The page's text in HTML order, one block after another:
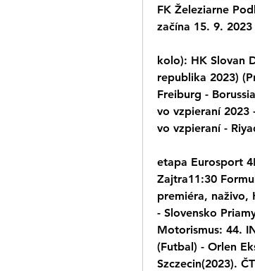
FK Železiarne
začína 15. 9.
kolo): HK Slovan
republika 2023)
Freiburg -
vo vzpieraní 2023
vo vzpieraní -
etapa Eurosport
Zajtra11:30
premiéra, naživo,
- Slovensko
Motorismus: 44.
(Futbal) - Orlen
Szczecin(2023).